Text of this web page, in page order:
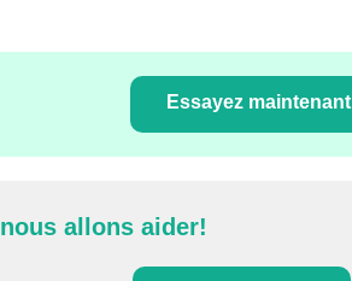
Essayez maintenant
nous allons aider!